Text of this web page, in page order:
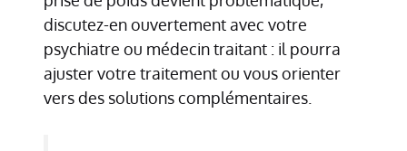
discutez-en ouvertement avec votre
psychiatre ou médecin traitant : il pourra
ajuster votre traitement ou vous orienter
vers des solutions complémentaires.